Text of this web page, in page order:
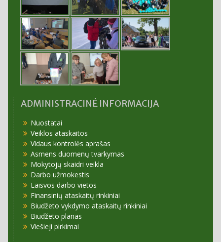
ADMINISTRACINĖ INFORMACIJA
Nuostatai
Veiklos ataskaitos
Vidaus kontrolės aprašas
Asmens duomenų tvarkymas
Mokytojų skaidri veikla
Darbo užmokestis
Laisvos darbo vietos
Finansinių ataskaitų rinkiniai
Biudžeto vykdymo ataskaitų rinkiniai
Biudžeto planas
Viešieji pirkimai